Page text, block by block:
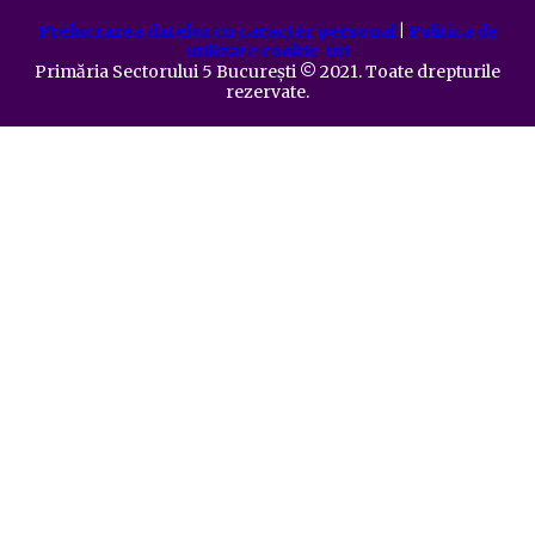
Prelucrarea datelor cu caracter personal| Politica de
utilizare cookie-uri
Primăria Sectorului 5 București ©️ 2021. Toate drepturile
rezervate.